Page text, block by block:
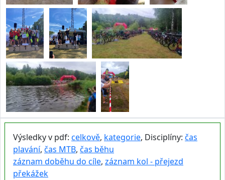
Výsledky v pdf: celkově, kategorie, Disciplíny: čas
plavání, čas MTB, čas běhu
záznam doběhu do cíle, záznam kol - přejezd
překážek